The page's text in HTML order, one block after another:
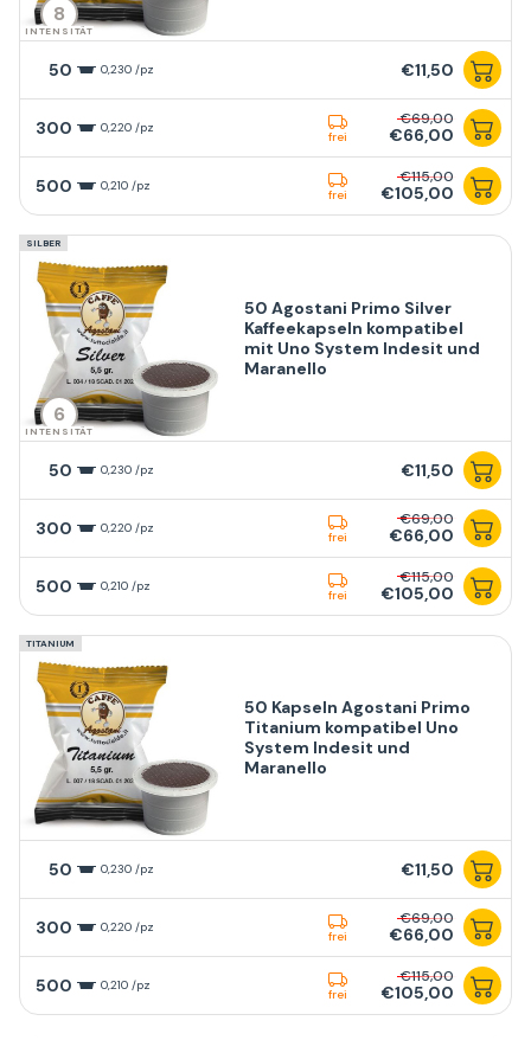
8
INTENSITÄT
50 0,230 /pz €11,50
300 0,220 /pz
frei
€69,00
€66,00
500 0,210 /pz
frei
€115,00
€105,00
SILBER
6
INTENSITÄT
50 Agostani Primo Silver
Kaffeekapseln kompatibel
mit Uno System Indesit und
Maranello
50 0,230 /pz €11,50
300 0,220 /pz
frei
€69,00
€66,00
500 0,210 /pz
frei
€115,00
€105,00
TITANIUM
50 Kapseln Agostani Primo
Titanium kompatibel Uno
System Indesit und
Maranello
50 0,230 /pz €11,50
300 0,220 /pz
frei
€69,00
€66,00
500 0,210 /pz
frei
€115,00
€105,00